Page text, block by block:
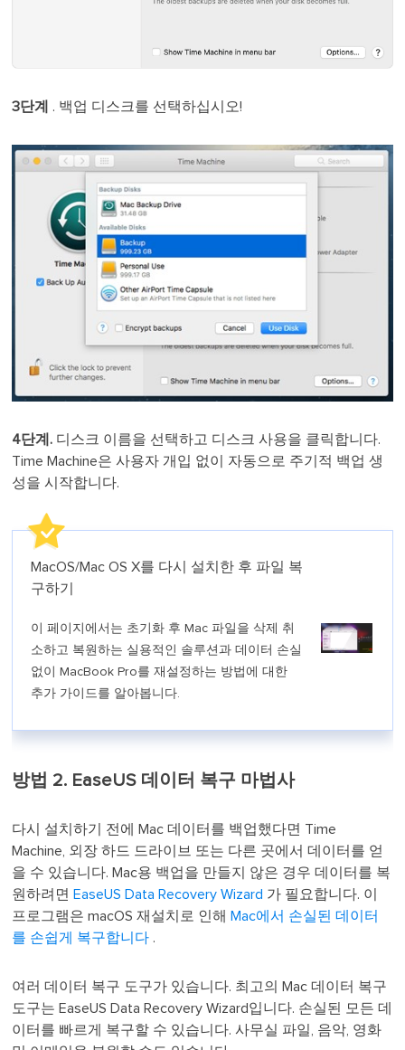
3단계 . 백업 디스크를 선택하십시오!
4단계. 디스크 이름을 선택하고 디스크 사용을 클릭합니다.
Time Machine은 사용자 개입 없이 자동으로 주기적 백업 생
성을 시작합니다.
MacOS/Mac OS X를 다시 설치한 후 파일 복
구하기
이 페이지에서는 초기화 후 Mac 파일을 삭제 취
소하고 복원하는 실용적인 솔루션과 데이터 손실
없이 MacBook Pro를 재설정하는 방법에 대한
추가 가이드를 알아봅니다.
방법 2. EaseUS 데이터 복구 마법사
다시 설치하기 전에 Mac 데이터를 백업했다면 Time
Machine, 외장 하드 드라이브 또는 다른 곳에서 데이터를 얻
을 수 있습니다. Mac용 백업을 만들지 않은 경우 데이터를 복
원하려면 EaseUS Data Recovery Wizard 가 필요합니다. 이
프로그램은 macOS 재설치로 인해 Mac에서 손실된 데이터
를 손쉽게 복구합니다 .
여러 데이터 복구 도구가 있습니다. 최고의 Mac 데이터 복구
도구는 EaseUS Data Recovery Wizard입니다. 손실된 모든 데
이터를 빠르게 복구할 수 있습니다. 사무실 파일, 음악, 영화